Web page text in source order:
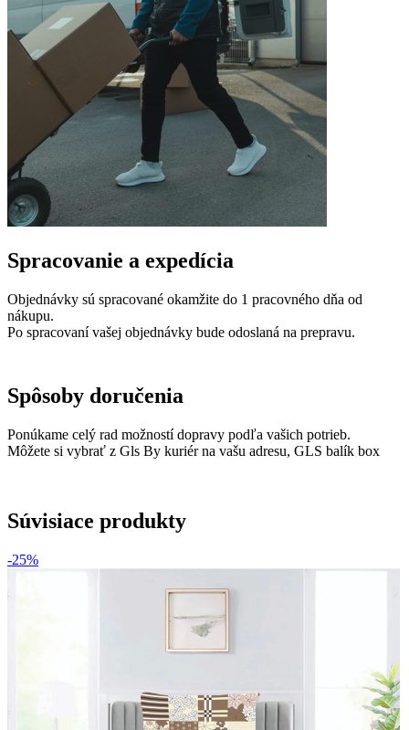
Spracovanie a expedícia
Objednávky sú spracované okamžite do 1 pracovného dňa od
nákupu.
Po spracovaní vašej objednávky bude odoslaná na prepravu.
Spôsoby doručenia
Ponúkame celý rad možností dopravy podľa vašich potrieb.
Môžete si vybrať z Gls By kuriér na vašu adresu, GLS balík box
Súvisiace produkty
-25%